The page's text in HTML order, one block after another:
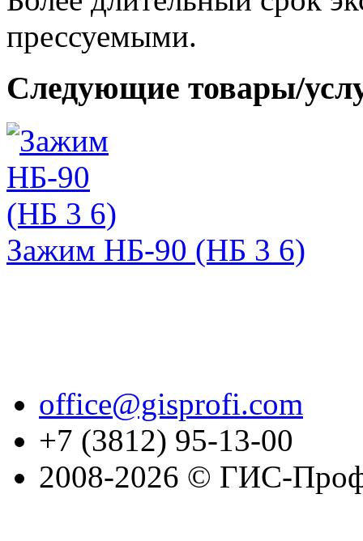
прессуемыми.
Следующие товары/
Зажим НБ-90 (НБ 3 6)
office@gisprofi.com
+7 (3812) 95-13-00
2008-2026 © ГИС-